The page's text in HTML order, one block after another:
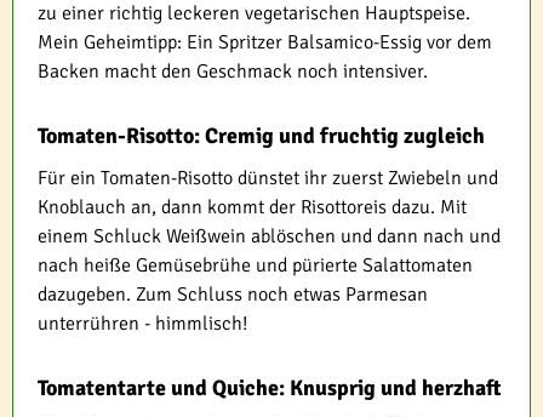
zu einer richtig leckeren vegetarischen Hauptspeise.
Mein Geheimtipp: Ein Spritzer Balsamico-Essig vor dem
Backen macht den Geschmack noch intensiver.
Tomaten-Risotto: Cremig und fruchtig zugleich
Für ein Tomaten-Risotto dünstet ihr zuerst Zwiebeln und
Knoblauch an, dann kommt der Risottoreis dazu. Mit
einem Schluck Weißwein ablöschen und dann nach und
nach heiße Gemüsebrühe und pürierte Salattomaten
dazugeben. Zum Schluss noch etwas Parmesan
unterrühren - himmlisch!
Tomatentarte und Quiche: Knusprig und herzhaft